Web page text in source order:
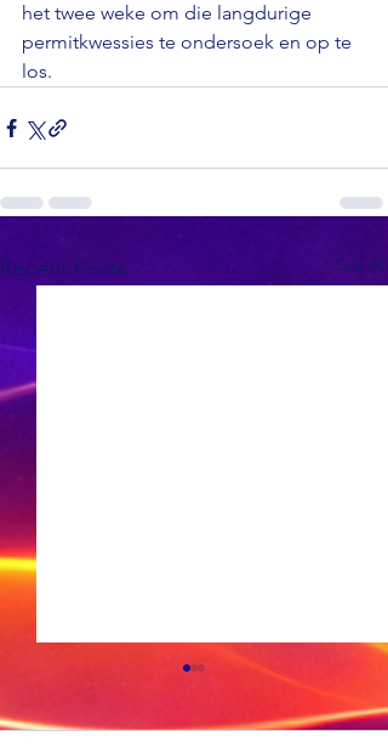
het twee weke om die langdurige
permitkwessies te ondersoek en op te
los.
Recent Posts See All